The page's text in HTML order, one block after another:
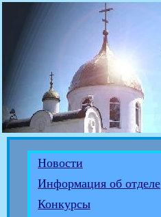
Новости
Информация об отделе
Конкурсы